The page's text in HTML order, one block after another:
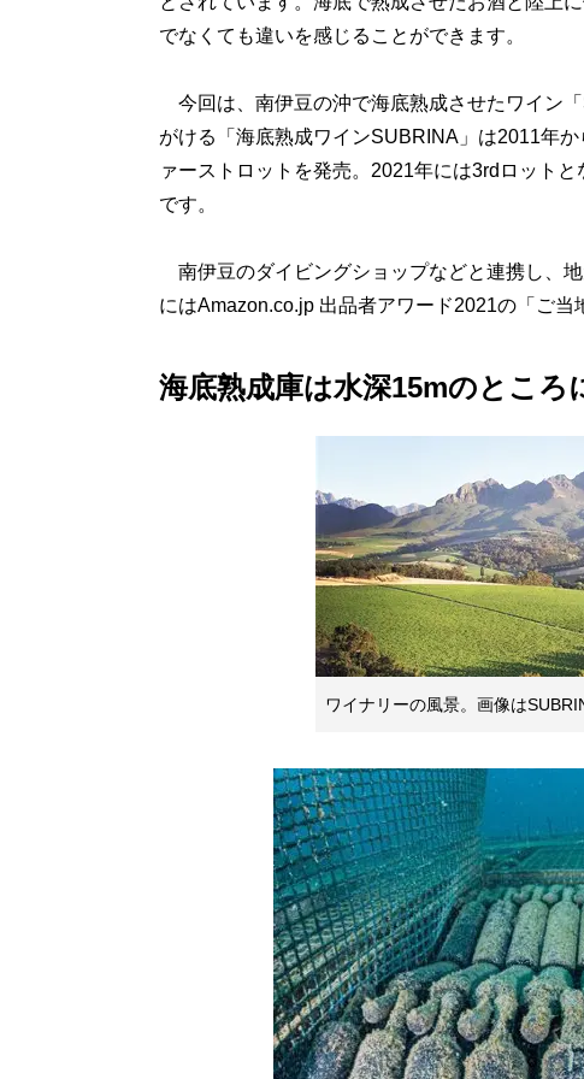
でなくても違いを感じることができます。
今回は、南伊豆の沖で海底熟成させたワイン
がける「海底熟成ワインSUBRINA」は2011年
ァーストロットを発売。2021年には3rdロット
です。
南伊豆のダイビングショップなどと連携し、
にはAmazon.co.jp 出品者アワード2021の「ご当
海底熟成庫は水深15mのところ
ワイナリーの風景。画像は